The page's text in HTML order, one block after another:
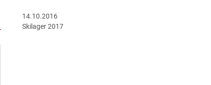
14.10.2016
Skilager 2017